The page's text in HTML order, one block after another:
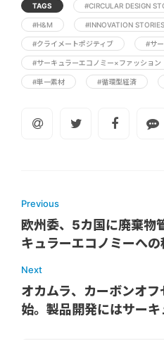
TAGS #CIRCULAR DESIGN
#H&M #INNOVATION STORIES
#クライメートポジティブ #サ
#サーキュラーエコノミー×ファッション
#単一素材 #循環型経済
Previous
欧州委、5カ国に廃棄物
キュラーエコノミーへ
Next
オカムラ、カーボンオ
始。製品開発にはサー